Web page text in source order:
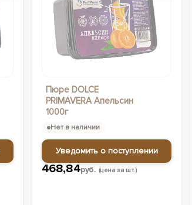
Пюре DOLCE
PRIMAVERA Апельсин
1000г
468,84руб. (цена за шт.)
Нет в наличии
Уведомить о поступлении